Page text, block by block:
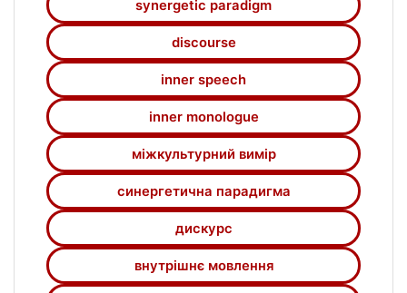
національних цінностей і особливостей
спілкування носіїв германських мов
сприяють розумінню специфіки пізнання
їхнього культурного середовища.
synergetic paradigm
discourse
inner speech
inner monologue
міжкультурний вимір
синергетична парадигма
дискурс
внутрішнє мовлення